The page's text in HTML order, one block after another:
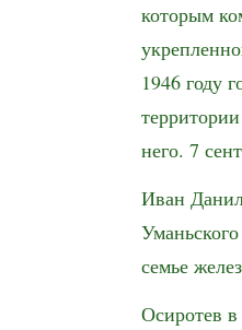
которым
1946 году
него. 7
Иван
семье
Осиротев